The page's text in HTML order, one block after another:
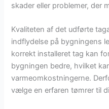
skader eller problemer, der
Kvaliteten af det udførte
indflydelse på bygningens
korrekt installeret tag kan
bygningen bedre, hvilket
varmeomkostningerne.
vælge en erfaren tømrer til